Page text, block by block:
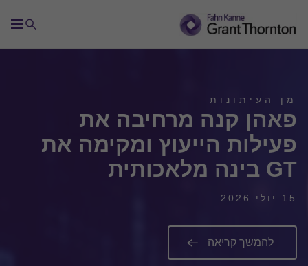
מן העיתונות
פאהן קנה מרחיבה את
פעילות הייעוץ ומקימה את
GT בינה מלאכותית
15 יולי 2026
להמשך קריאה